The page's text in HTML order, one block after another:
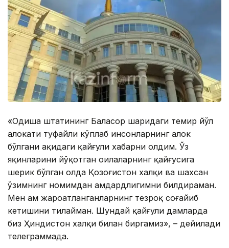
«Одиша штатининг Баласор шаҳридаги темир йўл
ҳалокати туфайли кўплаб инсонларнинг ҳалок
бўлгани ҳақидаги қайғули хабарни олдим. Ўз
яқинларини йўқотган оилаларнинг қайғусига
шерик бўлган ҳолда Қозоғистон халқи ва шахсан
ўзимнинг номимдан ҳамдардлигимни билдираман.
Мен ҳам жароҳатланганларнинг тезроқ соғайиб
кетишини тилайман. Шундай қайғули дамларда
биз Ҳиндистон халқи билан биргамиз», – дейилади
телеграммада.